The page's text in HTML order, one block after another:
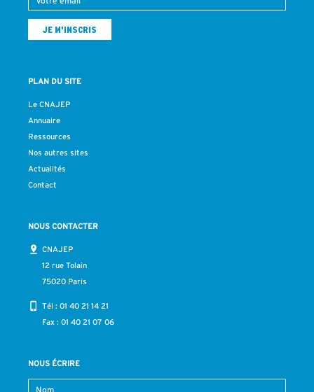
PLAN DU SITE
Le CNAJEP
Annuaire
Ressources
Nos autres sites
Actualités
Contact
NOUS CONTACTER
CNAJEP
12 rue Tolain
75020 Paris
Tél : 01 40 21 14 21
Fax : 01 40 21 07 06
NOUS ÉCRIRE